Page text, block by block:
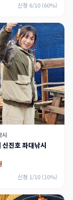
신청 6/10 (60%)
시
진호 좌대낚시
신청 1/10 (10%)